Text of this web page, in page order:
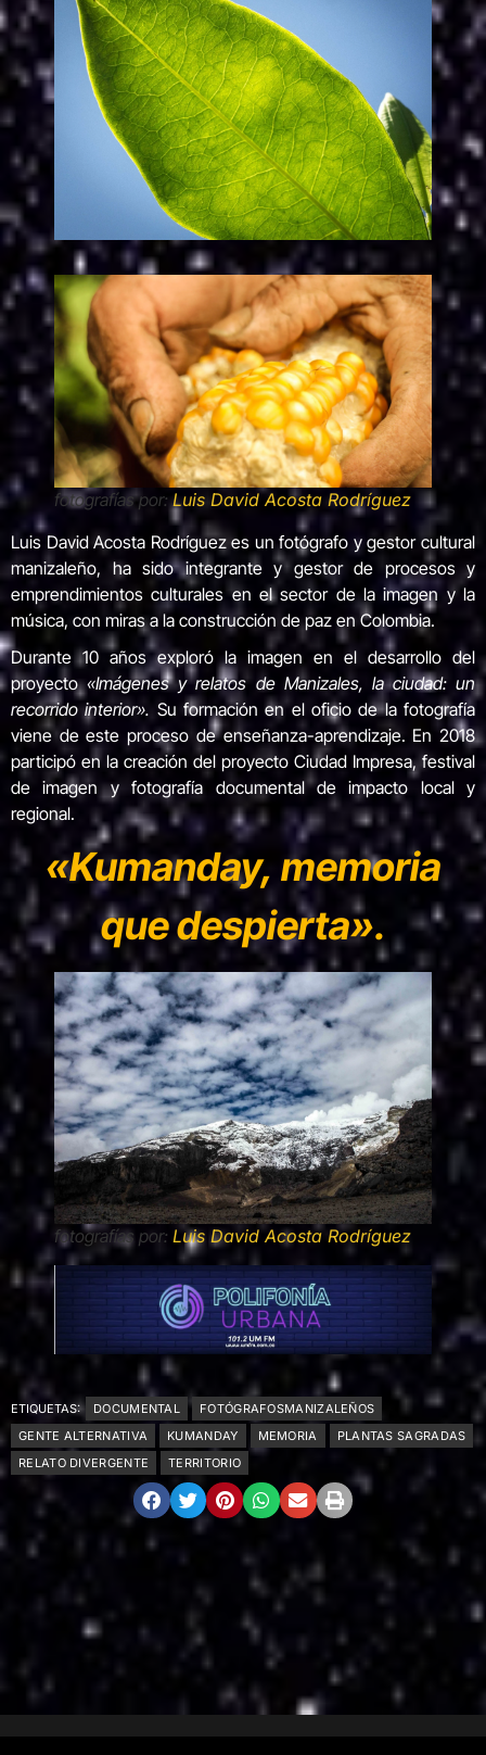
fotografías por:Luis David Acosta Rodríguez
Luis David Acosta Rodríguez es un fotógrafo y gestor cultural
manizaleño, ha sido integrante y gestor de procesos y
emprendimientos culturales en el sector de la imagen y la
música, con miras a la construcción de paz en Colombia.
Durante 10 años exploró la imagen en el desarrollo del
proyecto«Imágenes y relatos de Manizales, la ciudad: un
recorrido interior». Su formación en el oficio de la fotografía
viene de este proceso de enseñanza-aprendizaje. En 2018
participó en la creación del proyecto Ciudad Impresa, festival
de imagen y fotografía documental de impacto local y
regional.
«Kumanday, memoria
que despierta».
fotografías por: Luis David Acosta Rodríguez
ETIQUETAS: DOCUMENTAL
FOTÓGRAFOSMANIZALEÑOS
GENTE ALTERNATIVA
KUMANDAY MEMORIA
PLANTAS SAGRADAS
RELATO DIVERGENTE
TERRITORIO